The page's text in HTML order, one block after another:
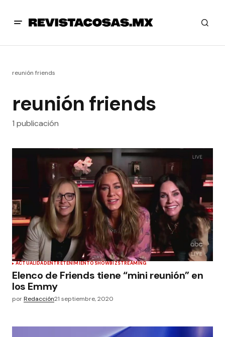
reunión friends
reunión friends
1 publicación
ACTUALIDADENTRETENIMIENTOSHOWBIZSTREAMING
Elenco de Friends tiene “mini reunión” en
los Emmy
porRedacción21 septiembre, 2020